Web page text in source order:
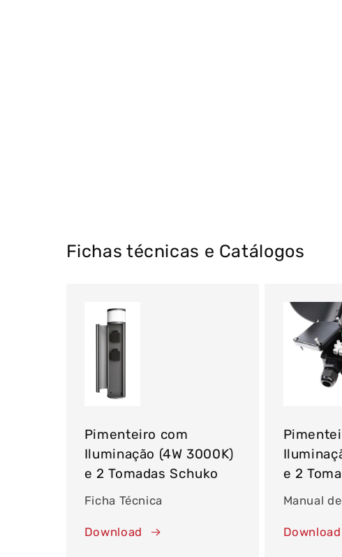
Fichas técnicas e Catálogos
Pimenteiro com
Iluminação (4W 3000K)
e 2 Tomadas Schuko
Ficha Técnica
Download
e 2
Manual
Download